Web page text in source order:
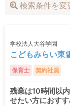
検索条件を変
学校法人大谷学園
こどもみらい東
保育士 契約社員
残業は10時間以
せたい方におすす